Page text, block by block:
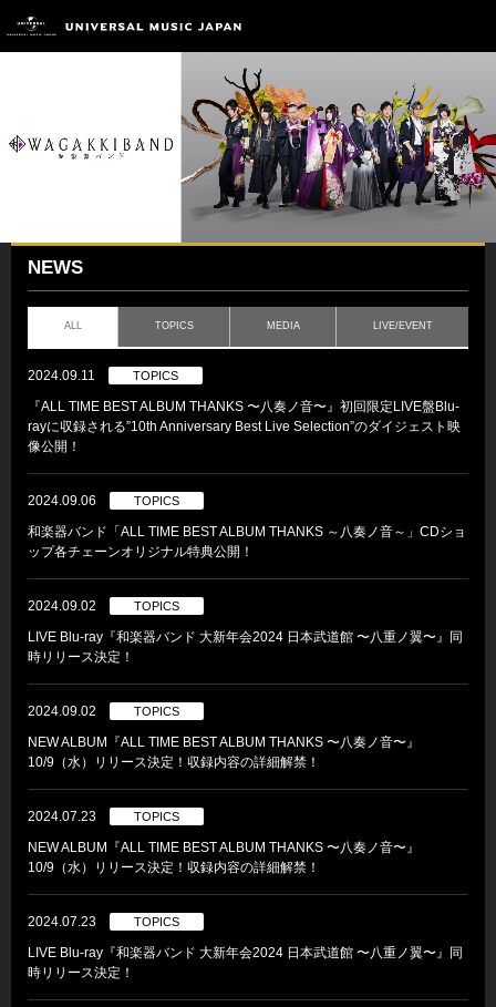
NEWS
ALL TOPICS MEDIA LIVE/EVENT
2024.09.11 TOPICS
『ALL TIME BEST ALBUM THANKS 〜八奏ノ音〜』初回限定LIVE盤Blu-
rayに収録される”10th Anniversary Best Live Selection”のダイジェスト映
像公開！
2024.09.06 TOPICS
和楽器バンド「ALL TIME BEST ALBUM THANKS ～八奏ノ音～」CDショ
ップ各チェーンオリジナル特典公開！
2024.09.02 TOPICS
LIVE Blu-ray『和楽器バンド 大新年会2024 日本武道館 〜八重ノ翼〜』同
時リリース決定！
2024.09.02 TOPICS
NEW ALBUM『ALL TIME BEST ALBUM THANKS 〜八奏ノ音〜』
10/9（水）リリース決定！収録内容の詳細解禁！
2024.07.23 TOPICS
NEW ALBUM『ALL TIME BEST ALBUM THANKS 〜八奏ノ音〜』
10/9（水）リリース決定！収録内容の詳細解禁！
2024.07.23 TOPICS
LIVE Blu-ray『和楽器バンド 大新年会2024 日本武道館 〜八重ノ翼〜』同
時リリース決定！